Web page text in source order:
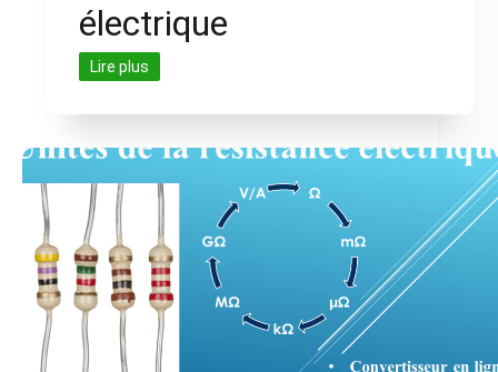
électrique
Lire plus